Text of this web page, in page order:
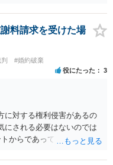
０万円の貸付に至るまでの
えて、関係を清算するため
と考えます。 ② 「今後一
LINEや誓約書は、裁判上
りや誓約書の具体的内容
が、一定の証拠価値はある
100万円を貸付扱いに変更
００万円は不当利得（受け
）として返還請求されてい
ないかと存じます。 ④ 私
借金が既に約100万あり。
一括で220万円を支払う事は
いになる可能性はあります
料請求を受けた場
#婚約破棄
役にたった 3
に対する権利侵害があるの
にされる必要はないのでは
からであっても、そこに紐
な精神的損害が発生したと